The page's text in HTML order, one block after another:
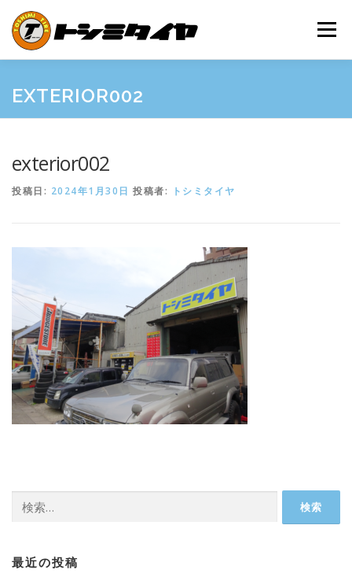
キ
メニュー
HOME MAINTENANCE
EXTERIOR002
exterior002
投稿日: 2024年1月30日 投稿者: トシミタイヤ
索:
最近の投稿